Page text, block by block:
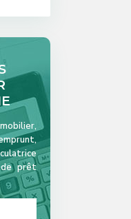
prêt